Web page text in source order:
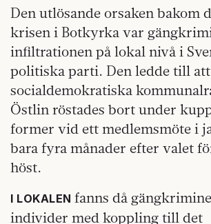
Den utlösande orsaken bakom
krisen i Botkyrka var
infiltrationen på lokal nivå i
politiska parti. Den ledde till
socialdemokratiska
Östlin röstades bort under
former vid ett medlemsmöte i
bara fyra månader efter valet
höst.
I LOKALEN fanns då
individer med koppling till det